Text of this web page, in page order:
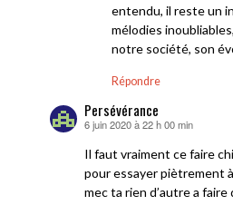
entendu, il reste un
mélodies
notre société, son
Répondre
Persévérance
dit :
6 juin 2020 à 22 h 00 min
Il faut vraiment ce faire
pour essayer piètrement
mec ta rien d’autre a faire